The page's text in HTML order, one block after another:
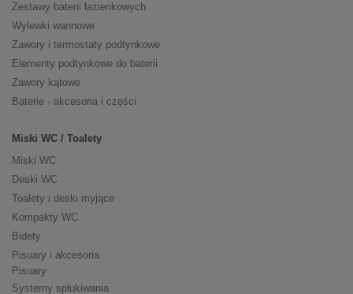
Zestawy baterii łazienkowych
Wylewki wannowe
Zawory i termostaty podtynkowe
Elementy podtynkowe do baterii
Zawory kątowe
Baterie - akcesoria i części
Miski WC / Toalety
Miski WC
Deski WC
Toalety i deski myjące
Kompakty WC
Bidety
Pisuary i akcesoria
Pisuary
Systemy spłukiwania